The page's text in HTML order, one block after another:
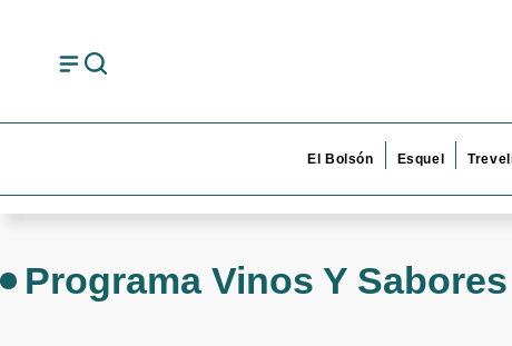
El Bolsón Esquel
Programa Vinos Y Sabores